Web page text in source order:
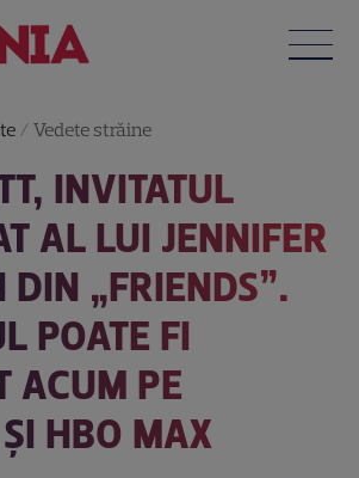
/Vedete străine
INVITATUL
AL LUI JENNIFER
DIN „FRIENDS”.
POATE FI
ACUM PE
HBO MAX